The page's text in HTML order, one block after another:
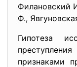
Филановский
Ф.,
Гипотеза
признаками